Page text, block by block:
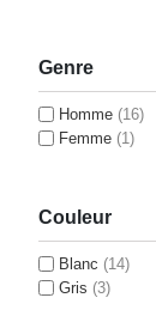
Genre
Homme (16)
Femme (1)
Couleur
Blanc (14)
Gris (3)